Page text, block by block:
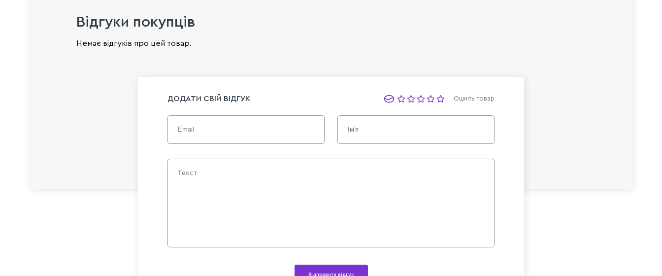
Відгуки покупців
Немає відгуків про цей товар.
ДОДАТИ СВІЙ ВІДГУК Оцініть товар
Відправити відгук